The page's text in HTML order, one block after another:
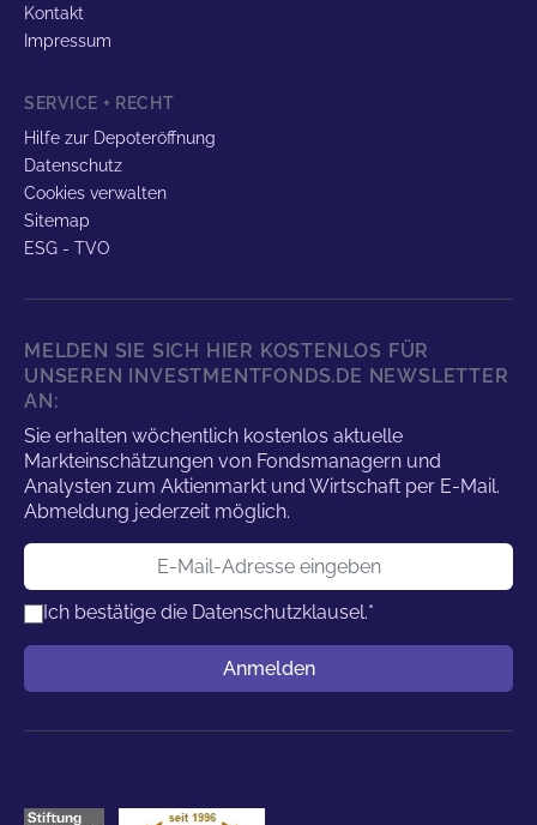
Kontakt
Impressum
SERVICE + RECHT
Hilfe zur Depoteröffnung
Datenschutz
Cookies verwalten
Sitemap
ESG - TVO
MELDEN SIE SICH HIER KOSTENLOS FÜR
UNSEREN INVESTMENTFONDS.DE NEWSLETTER
AN:
Sie erhalten wöchentlich kostenlos aktuelle
Markteinschätzungen von Fondsmanagern und
Analysten zum Aktienmarkt und Wirtschaft per E-Mail.
Abmeldung jederzeit möglich.
E-Mail-Adresse
Ich bestätige die Datenschutzklausel.*
Anmelden